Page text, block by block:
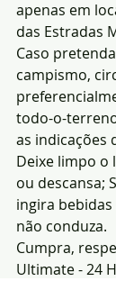
apenas em
das Estradas
Caso
campismo,
todo-o-
as indicações
Deixe limpo o
ou descansa;
ingira
não conduza.
Cumpra,
Ultimate - 24